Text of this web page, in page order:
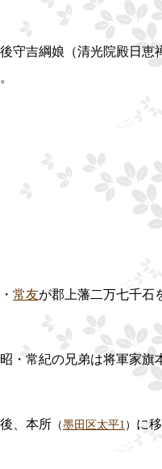
守吉綱娘（清光院殿日恵
常友が郡上藩二万七千石
常紀の兄弟は将軍家旗
、本所 （墨田区太平1） に